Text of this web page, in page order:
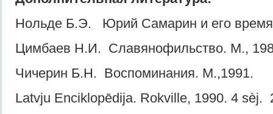
Нольде Б.Э. Юрий Самарин и его
Цимбаев Н.И. Славянофильство. М.,
Чичерин Б.Н. Воспоминания. М.,1991.
Latvju Enciklopēdija. Rokville, 1990. 4 sèj.